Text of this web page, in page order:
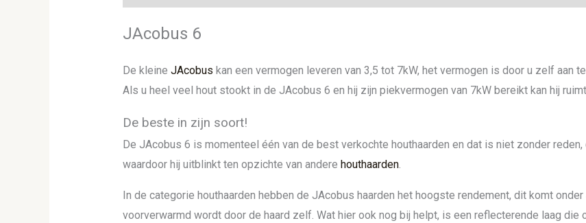
JAcobus 6
De kleine JAcobus kan een vermogen leveren van 3,5 tot 7kW, het vermogen is door u zelf aan
Als u heel veel hout stookt in de JAcobus 6 en hij zijn piekvermogen van 7kW bereikt kan hij
De beste in zijn soort!
De JAcobus 6 is momenteel één van de best verkochte houthaarden en dat is niet zonder
waardoor hij uitblinkt ten opzichte van andere houthaarden.
In de categorie houthaarden hebben de JAcobus haarden het hoogste rendement, dit komt
voorverwarmd wordt door de haard zelf. Wat hier ook nog bij helpt, is een reflecterende laag